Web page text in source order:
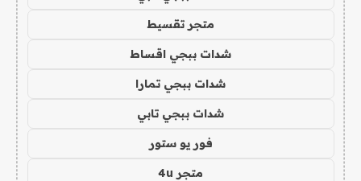
متجر تقسيط
شدات ببجي اقساط
شدات ببجي تمارا
شدات ببجي تابي
فور يو ستور
متجر 4u